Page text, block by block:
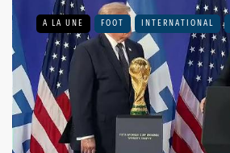
A LA UNE FOOT INTERNATIONAL